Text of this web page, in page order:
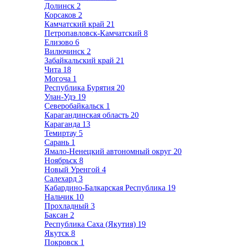
Долинск 2
Корсаков 2
Камчатский край 21
Петропавловск-Камчатский 8
Елизово 6
Вилючинск 2
Забайкальский край 21
Чита 18
Могоча 1
Республика Бурятия 20
Улан-Удэ 19
Северобайкальск 1
Карагандинская область 20
Караганда 13
Темиртау 5
Сарань 1
Ямало-Ненецкий автономный округ 20
Ноябрьск 8
Новый Уренгой 4
Салехард 3
Кабардино-Балкарская Республика 19
Нальчик 10
Прохладный 3
Баксан 2
Республика Саха (Якутия) 19
Якутск 8
Покровск 1